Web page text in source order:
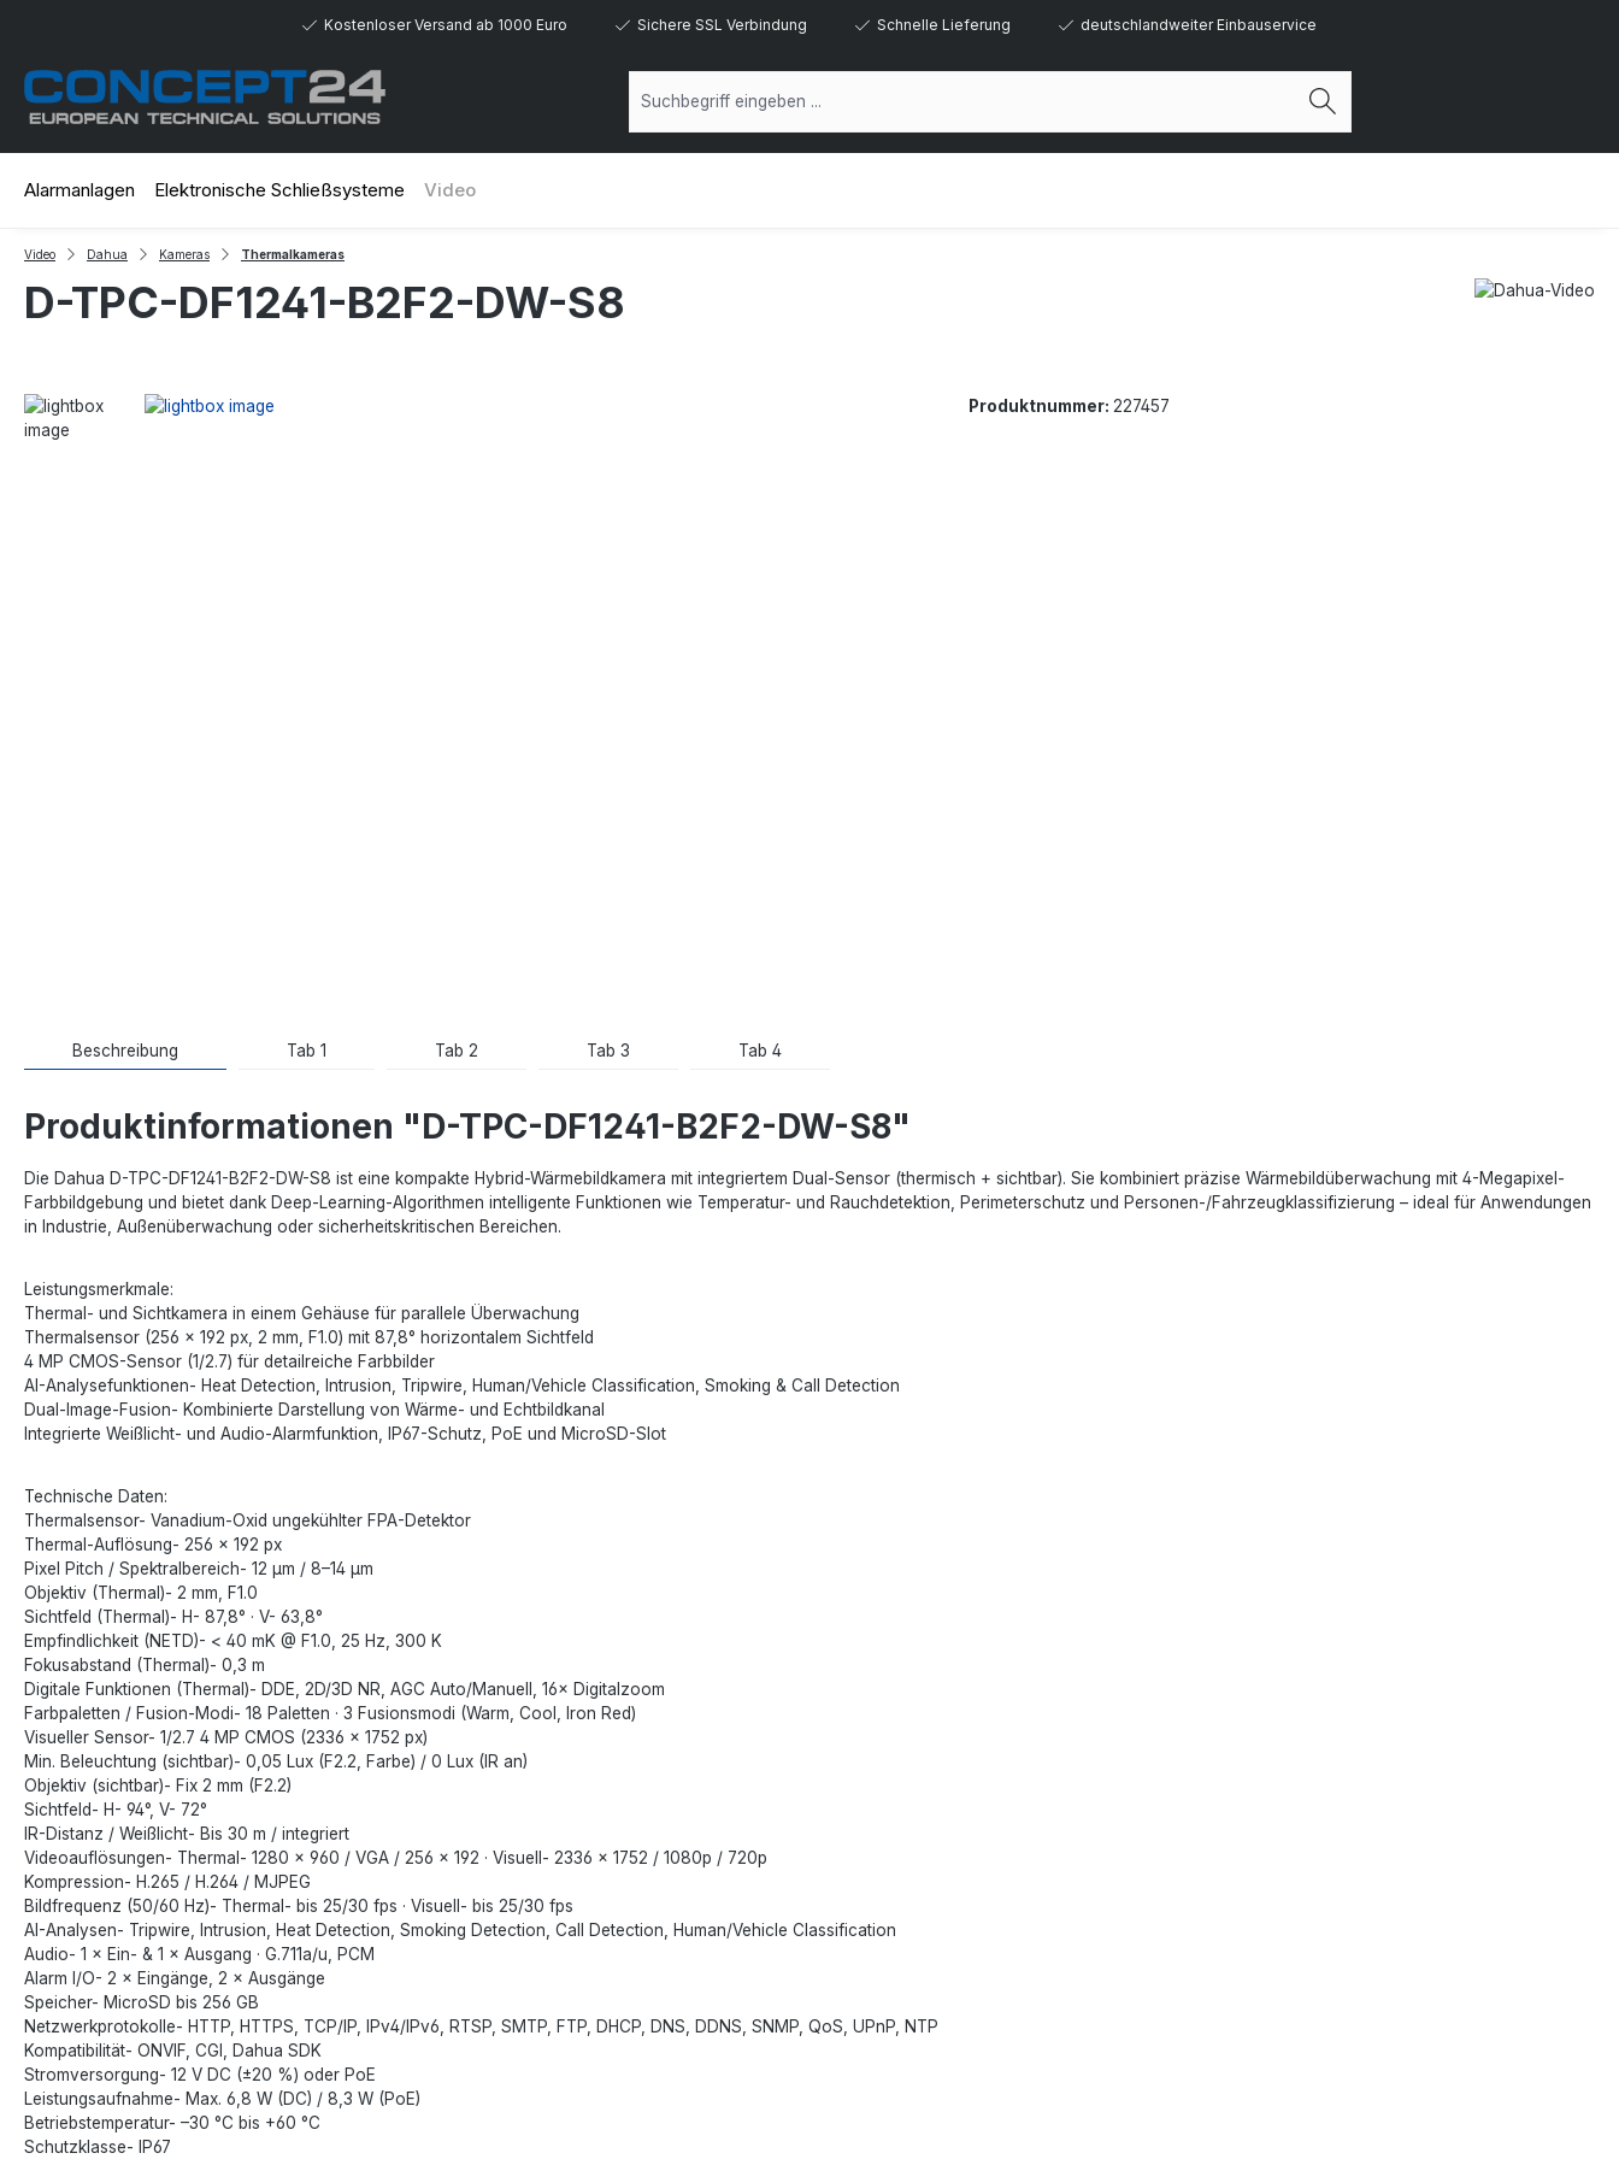
Kostenloser Versand ab 1000 Euro Sichere SSL Verbindung Schnelle Lieferung deutschlandweiter Einbauservice
Alarmanlagen Elektronische Schließsysteme Video
Video Dahua Kameras Thermalkameras
D-TPC-DF1241-B2F2-DW-S8
Produktnummer: 227457
Beschreibung Tab 1 Tab 2 Tab 3 Tab 4
Produktinformationen "D-TPC-DF1241-B2F2-DW-S8"
Die Dahua D-TPC-DF1241-B2F2-DW-S8 ist eine kompakte Hybrid-Wärmebildkamera mit integriertem Dual-Sensor (thermisch + sichtbar). Sie kombiniert präzise Wärmebildüberwachung mit 4-Megapixel-
Farbbildgebung und bietet dank Deep-Learning-Algorithmen intelligente Funktionen wie Temperatur- und Rauchdetektion, Perimeterschutz und Personen-/Fahrzeugklassifizierung – ideal für Anwendungen
in Industrie, Außenüberwachung oder sicherheitskritischen Bereichen.
Leistungsmerkmale:
Thermal- und Sichtkamera in einem Gehäuse für parallele Überwachung
Thermalsensor (256 × 192 px, 2 mm, F1.0) mit 87,8° horizontalem Sichtfeld
4 MP CMOS-Sensor (1/2.7) für detailreiche Farbbilder
AI-Analysefunktionen- Heat Detection, Intrusion, Tripwire, Human/Vehicle Classification, Smoking & Call Detection
Dual-Image-Fusion- Kombinierte Darstellung von Wärme- und Echtbildkanal
Integrierte Weißlicht- und Audio-Alarmfunktion, IP67-Schutz, PoE und MicroSD-Slot
Technische Daten:
Thermalsensor- Vanadium-Oxid ungekühlter FPA-Detektor
Thermal-Auflösung- 256 × 192 px
Pixel Pitch / Spektralbereich- 12 μm / 8–14 μm
Objektiv (Thermal)- 2 mm, F1.0
Sichtfeld (Thermal)- H- 87,8° · V- 63,8°
Empfindlichkeit (NETD)- < 40 mK @ F1.0, 25 Hz, 300 K
Fokusabstand (Thermal)- 0,3 m
Digitale Funktionen (Thermal)- DDE, 2D/3D NR, AGC Auto/Manuell, 16× Digitalzoom
Farbpaletten / Fusion-Modi- 18 Paletten · 3 Fusionsmodi (Warm, Cool, Iron Red)
Visueller Sensor- 1/2.7 4 MP CMOS (2336 × 1752 px)
Min. Beleuchtung (sichtbar)- 0,05 Lux (F2.2, Farbe) / 0 Lux (IR an)
Objektiv (sichtbar)- Fix 2 mm (F2.2)
Sichtfeld- H- 94°, V- 72°
IR-Distanz / Weißlicht- Bis 30 m / integriert
Videoauflösungen- Thermal- 1280 × 960 / VGA / 256 × 192 · Visuell- 2336 × 1752 / 1080p / 720p
Kompression- H.265 / H.264 / MJPEG
Bildfrequenz (50/60 Hz)- Thermal- bis 25/30 fps · Visuell- bis 25/30 fps
AI-Analysen- Tripwire, Intrusion, Heat Detection, Smoking Detection, Call Detection, Human/Vehicle Classification
Audio- 1 × Ein- & 1 × Ausgang · G.711a/u, PCM
Alarm I/O- 2 × Eingänge, 2 × Ausgänge
Speicher- MicroSD bis 256 GB
Netzwerkprotokolle- HTTP, HTTPS, TCP/IP, IPv4/IPv6, RTSP, SMTP, FTP, DHCP, DNS, DDNS, SNMP, QoS, UPnP, NTP
Kompatibilität- ONVIF, CGI, Dahua SDK
Stromversorgung- 12 V DC (±20 %) oder PoE
Leistungsaufnahme- Max. 6,8 W (DC) / 8,3 W (PoE)
Betriebstemperatur- –30 °C bis +60 °C
Schutzklasse- IP67